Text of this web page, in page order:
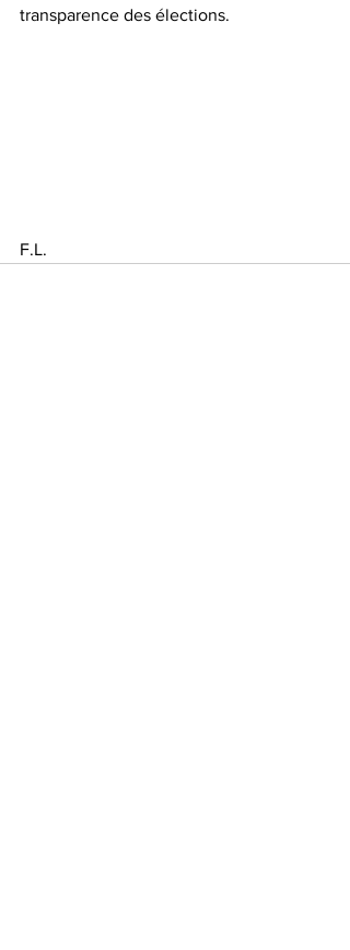
transparence des élections.
F.L.